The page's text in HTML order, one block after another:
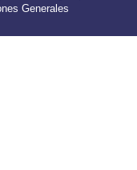
Generales